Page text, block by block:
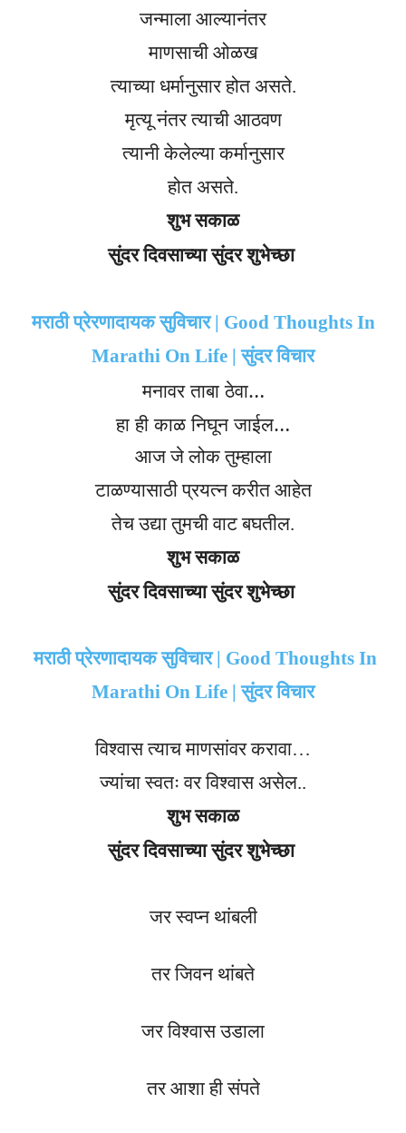
जन्माला आल्यानंतर
माणसाची ओळख
त्याच्या धर्मानुसार होत असते.
मृत्यू नंतर त्याची आठवण
त्यानी केलेल्या कर्मानुसार
होत असते.
शुभ सकाळ
सुंदर दिवसाच्या सुंदर शुभेच्छा
मराठी प्रेरणादायक सुविचार | Good Thoughts In
Marathi On Life | सुंदर विचार
मनावर ताबाठेवा…
हा ही काळनिघून जाईल…
आज जे लोक तुम्हाला
टाळण्यासाठी प्रयत्न करीत आहेत
तेच उद्या तुमची वाट बघतील.
शुभ सकाळ
सुंदर दिवसाच्या सुंदर शुभेच्छा
मराठी प्रेरणादायक सुविचार | Good Thoughts In
Marathi On Life | सुंदर विचार
विश्वास त्याच माणसांवर करावा…
ज्यांचा स्वतः वर विश्वास असेल..
शुभ सकाळ
सुंदर दिवसाच्या सुंदर शुभेच्छा
जर स्वप्न थांबली
तर जिवन थांबते
जर विश्वास उडाला
तर आशा ही संपते